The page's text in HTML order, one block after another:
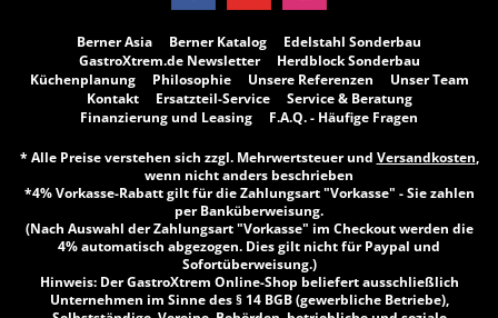
Berner Asia Berner Katalog
Edelstahl Sonderbau
GastroXtrem.de Newsletter
Herdblock Sonderbau
Küchenplanung
Philosophie Unsere Referenzen
Unser Team
Kontakt
Ersatzteil-Service
Service & Beratung
Finanzierung und Leasing
F.A.Q. - Häufige Fragen
* Alle Preise verstehen sich zzgl. Mehrwertsteuer und Versandkosten,
wenn nicht anders beschrieben
*4% Vorkasse-Rabatt gilt für die Zahlungsart "Vorkasse" - Sie zahlen
per Banküberweisung.
(Nach Auswahl der Zahlungsart "Vorkasse" im Checkout werden die
4% automatisch abgezogen. Dies gilt nicht für Paypal und
Sofortüberweisung.)
Hinweis: Der GastroXtrem Online-Shop beliefert ausschließlich
Unternehmen im Sinne des § 14 BGB (gewerbliche Betriebe),